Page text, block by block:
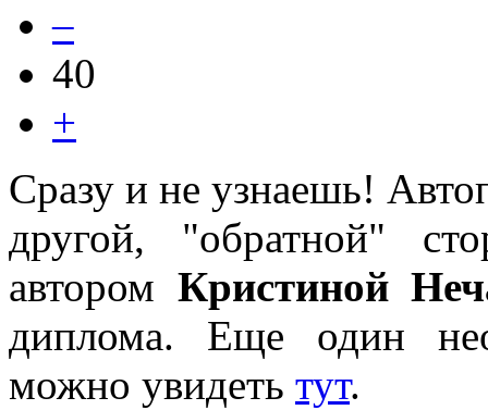
–
40
+
Сразу и не узнаешь!
другой, "обратной"
автором Кристиной
диплома. Еще один
можно увидеть тут.